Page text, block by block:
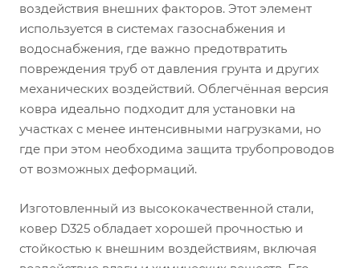
воздействия внешних факторов. Этот элемент
используется в системах газоснабжения и
водоснабжения, где важно предотвратить
повреждения труб от давления грунта и других
механических воздействий. Облегчённая версия
ковра идеально подходит для установки на
участках с менее интенсивными нагрузками, но
где при этом необходима защита трубопроводов
от возможных деформаций.
Изготовленный из высококачественной стали,
ковер D325 обладает хорошей прочностью и
стойкостью к внешним воздействиям, включая